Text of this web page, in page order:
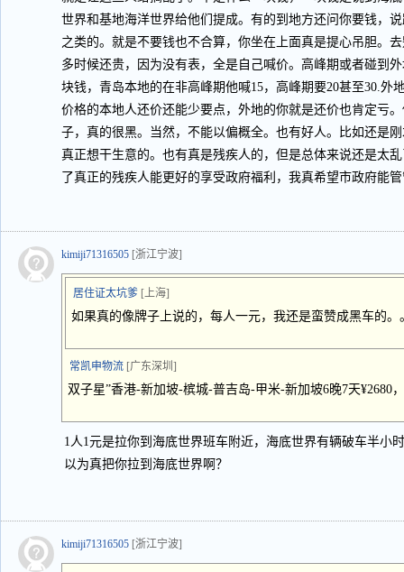
世界和基地海洋世界给他们提成。有的到地方还问你要钱，
之类的。就是不要钱也不合算，你坐在上面真是提心吊胆。
多时候还贵，因为没有表，全是自己喊价。高峰期或者碰到
块钱，青岛本地的在非高峰期他喊15，高峰期要20甚至30.外
价格的本地人还价还能少要点，外地的你就是还价也肯定亏
子，真的很黑。当然，不能以偏概全。也有好人。比如还是
真正想干生意的。也有真是残疾人的，但是总体来说还是太
了真正的残疾人能更好的享受政府福利，我真希望市政府能
kimiji71316505 [浙江宁波]
居住证太坑爹 [上海]
如果真的像牌子上说的，每人一元，我还是蛮赞成黑车的。
常凯申物流 [广东深圳]
双子星”香港-新加坡-槟城-普吉岛-甲米-新加坡6晚7天¥2680
1人1元是拉你到海底世界班车附近，海底世界有辆破车半小
以为真把你拉到海底世界啊？
kimiji71316505 [浙江宁波]